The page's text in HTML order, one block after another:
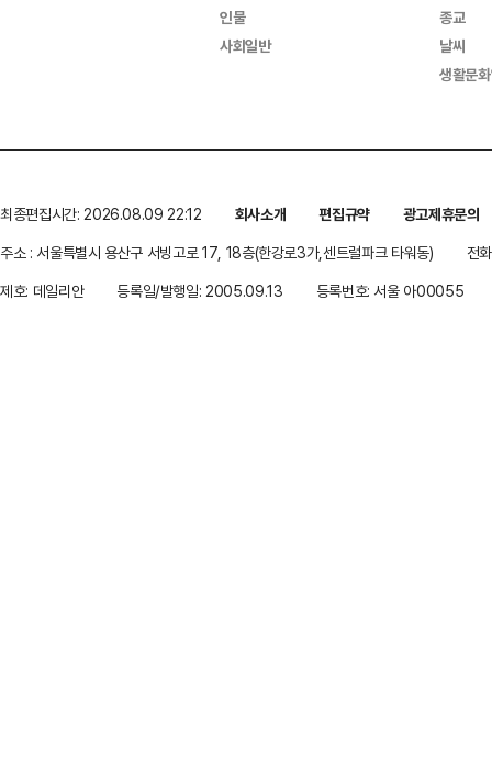
인물
사회일반
종교
날씨
생활문
최종편집시간: 2026.08.09 22:12 회사소개 편집규약
광고제휴문의
주소 : 서울특별시 용산구 서빙고로 17, 18층(한강로3가,센트럴파크 타워동)
전
제호: 데일리안
등록일/발행일: 2005.09.13 등록번호: 서울 아00055